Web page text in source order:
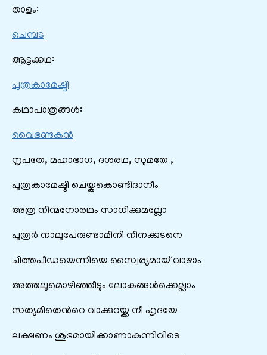
താളം:
ചെമ്പട
ആട്ടക്കഥ:
പുത്രകാമേഷ്ടി
കഥാപാത്രങ്ങൾ:
വൈഭണ്ടകൻ
നൃപതേ, മഹാഭാഗ, ദശരഥ, സുമതേ ,
പുത്രകാമേഷ്ടി ചെയ്കകൊണ്ടിദാനീം
അത്ര നിന്മനോരഥം സാധിക്കുമല്ലോ
പുത്രർ‍ നാലുപേരുണ്ടാമിനി നിനക്കുടനെ
ചിത്തപീഡയെന്നിയെ സ്വൈര്യമായ് വാഴാം
അത്തലുമൊഴിഞ്ഞീടും ലോകങ്ങൾക്കെല്ലാം
സത്യമിതെന്‍റെ വാക്കുറയ്ക്ക നീ ഹൃദയേ
ലക്ഷണം ശുഭമായിക്കാണാകുന്നിവിടെ